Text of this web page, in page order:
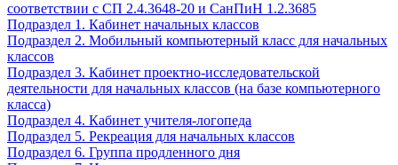
соответствии с СП 2.4.3648-20 и СанПиН 1.2.3685
Подраздел 1. Кабинет начальных классов
Подраздел 2. Мобильный компьютерный класс для начальных
классов
Подраздел 3. Кабинет проектно-исследовательской
деятельности для начальных классов (на базе компьютерного
класса)
Подраздел 4. Кабинет учителя-логопеда
Подраздел 5. Рекреация для начальных классов
Подраздел 6. Группа продленного дня